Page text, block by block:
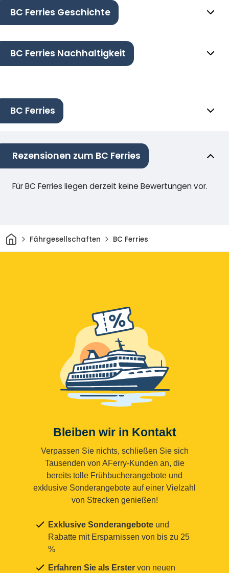
BC Ferries Geschichte
BC Ferries Nachhaltigkeit
BC Ferries
Rezensionen zum BC Ferries
Für BC Ferries liegen derzeit keine Bewertungen vor.
HeimFährgesellschaften BC Ferries
Bleiben wir in Kontakt
Verpassen Sie nichts, schließen Sie sich
Tausenden von AFerry-Kunden an, die
bereits tolle Frühbucherangebote und
exklusive Sonderangebote auf einer Vielzahl
von Strecken genießen!
Exklusive Sonderangebote und
Rabatte mit Ersparnissen von bis zu 25
%
Erfahren Sie als Erster von neuen